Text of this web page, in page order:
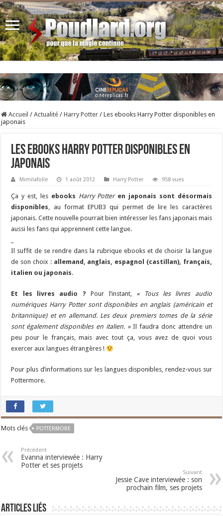
Accueil / Actualité / Harry Potter / Les ebooks Harry Potter disponibles en
japonais
Les ebooks Harry Potter disponibles en
japonais
Mimilafolle 1 août 2012 Harry Potter 958 vues
Ça y est, les ebooks Harry Potter en japonais sont désormais
disponibles, au format EPUB3 qui permet de lire les caractères
japonais. Cette nouvelle pourrait bien intéresser les fans japonais mais
aussi les fans qui apprennent cette langue.
Il suffit de se rendre dans la rubrique ebooks et de choisir la langue
de son choix : allemand, anglais, espagnol (castillan), français,
italien ou japonais.
Et les livres audio ? Pour l’instant, « Tous les livres audio
numériques Harry Potter sont disponibles en anglais (américain et
britannique) et en allemand. Les deux premiers tomes de la série
sont également disponibles en italien. »Il faudra donc attendre un
peu pour le français, mais avec tout ça, vous avez de quoi vous
exercer aux langues étrangères !
Pour plus d’informations sur les langues disponibles, rendez-vous sur
Pottermore.
Mots clés POTTERMORE
Précédent
Evanna interviewée : Harry
Potter et ses projets
Suivant
Jessie Cave interviewée : son
prochain film, ses projets
Articles liés